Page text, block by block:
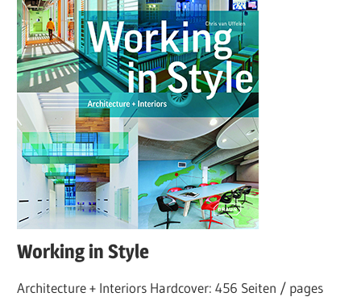
Working in Style
Architecture + Interiors Hardcover: 456 Seiten / pages